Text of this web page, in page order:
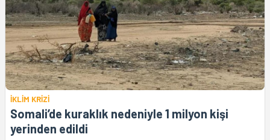
İKLİM KRİZİ
Somali’de kuraklık nedeniyle 1 milyon kişi
yerinden edildi